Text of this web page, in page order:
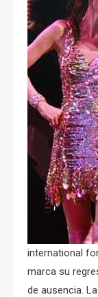
international
marca su
de ausencia.